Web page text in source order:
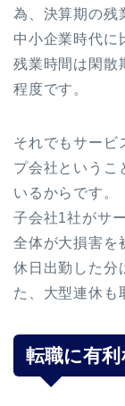
為、決算期の残
中小企業時代に
残業時間は閑散
程度です。
それでもサービ
プ会社というこ
いるからです。
子会社1社がサ
全体が大損害を
休日出勤した分
た、大型連休も
転職に有